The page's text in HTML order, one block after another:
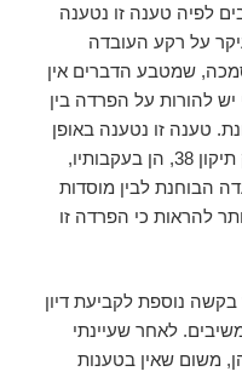
לפיה טענה זו נטענה
על רקע העובדה
שמטבע הדברים אין
להורות על הפרדה בין
טענה זו נטענה באופן
כוללני, כאשר ברי כי הן לפני שחוקק תיקון 38, הן בעקבותיו,
הבוחנת לבין מוסדות
להראות כי הפרדה זו
בקשה נוספת לקביעת דיון
לאחר שעיינתי
משום שאין בטענות